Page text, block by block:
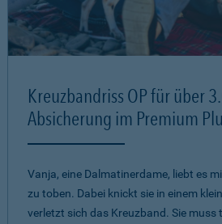
Kreuzbandriss OP für über
Absicherung im Premium
Vanja, eine Dalmatinerdame, liebt es
zu toben. Dabei knickt sie in einem
verletzt sich das Kreuzband. Sie